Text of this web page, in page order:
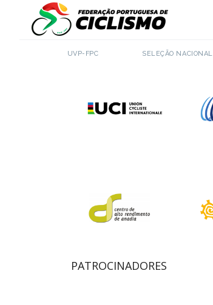
UVP-FPC SELEÇÃO NACIONAL
PARCEIROS INSTITUCIONAIS
PATROCINADORES